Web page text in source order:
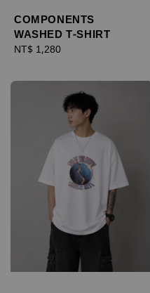
COMPONENTS
WASHED T-SHIRT
Regular
NT$ 1,280